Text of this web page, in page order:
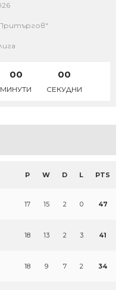
00
МИНУТИ
00
СЕКУДНИ
P W D L PTS
17 15 2 0 47
18 13 2 3 41
18 9 7 2 34